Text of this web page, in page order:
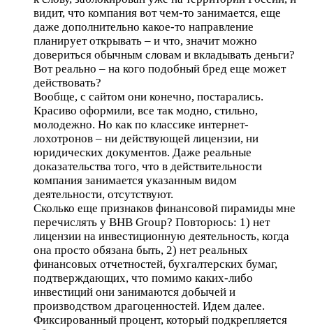
видит, что компания вот чем-то занимается, еще
даже дополнительно какое-то направление
планирует открывать – и что, значит можно
довериться обычным словам и вкладывать деньги?
Вот реально – на кого подобный бред еще может
действовать?
Вообще, с сайтом они конечно, постарались.
Красиво оформили, все так модно, стильно,
молодежно. Но как по классике интернет-
лохотронов – ни действующей лицензии, ни
юридических документов. Даже реальные
доказательства того, что в действительности
компания занимается указанным видом
деятельности, отсутствуют.
Сколько еще признаков финансовой пирамиды мне
перечислять у BHB Group? Повторюсь: 1) нет
лицензии на инвестиционную деятельность, когда
она просто обязана быть, 2) нет реальных
финансовых отчетностей, бухгалтерских бумаг,
подтверждающих, что помимо каких-либо
инвестиций они занимаются добычей и
производством драгоценностей. Идем далее.
Фиксированный процент, который подкрепляется